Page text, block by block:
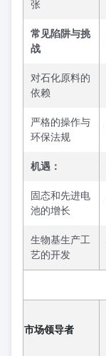
张
常见陷阱与挑
战
对石化原料的
依赖
严格的操作与
环保法规
机遇：
固态和先进电
池的增长
生物基生产工
艺的开发
市场领导者